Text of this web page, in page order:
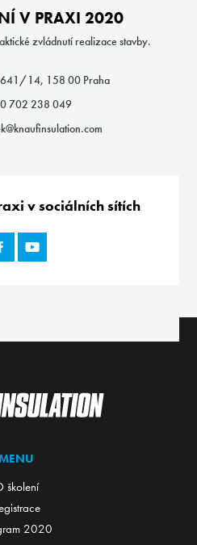
V PRAXI 2020
zvládnutí realizace stavby.
14, 158 00 Praha
702 238 049
v sociálních sítích
školení
2020